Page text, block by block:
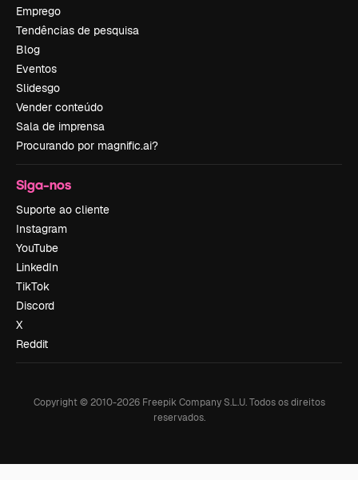
Emprego
Tendências de pesquisa
Blog
Eventos
Slidesgo
Vender conteúdo
Sala de imprensa
Procurando por magnific.ai?
Siga-nos
Suporte ao cliente
Instagram
YouTube
LinkedIn
TikTok
Discord
X
Reddit
Copyright © 2010-2026Freepik Company S.L.U. Todos os direitos
reservados.